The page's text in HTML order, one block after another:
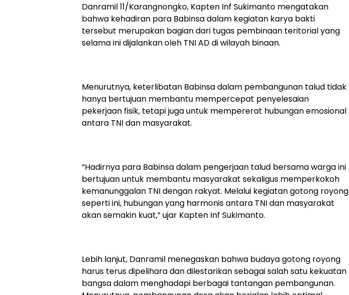
Danramil 11/Karangnongko, Kapten Inf Sukimanto mengatakan
bahwa kehadiran para Babinsa dalam kegiatan karya bakti
tersebut merupakan bagian dari tugas pembinaan teritorial yang
selama ini dijalankan oleh TNI AD di wilayah binaan.
Menurutnya, keterlibatan Babinsa dalam pembangunan talud tidak
hanya bertujuan membantu mempercepat penyelesaian
pekerjaan fisik, tetapi juga untuk mempererat hubungan emosional
antara TNI dan masyarakat.
“Hadirnya para Babinsa dalam pengerjaan talud bersama warga ini
bertujuan untuk membantu masyarakat sekaligus memperkokoh
kemanunggalan TNI dengan rakyat. Melalui kegiatan gotong royong
seperti ini, hubungan yang harmonis antara TNI dan masyarakat
akan semakin kuat,” ujar Kapten Inf Sukimanto.
Lebih lanjut, Danramil menegaskan bahwa budaya gotong royong
harus terus dipelihara dan dilestarikan sebagai salah satu kekuatan
bangsa dalam menghadapi berbagai tantangan pembangunan.